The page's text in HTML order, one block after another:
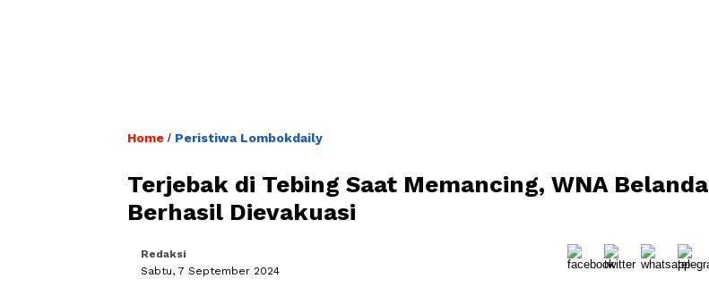
Home / Peristiwa Lombokdaily
Terjebak di Tebing Saat Memancing, WNA Belanda
Berhasil Dievakuasi
Redaksi
Sabtu, 7 September 2024